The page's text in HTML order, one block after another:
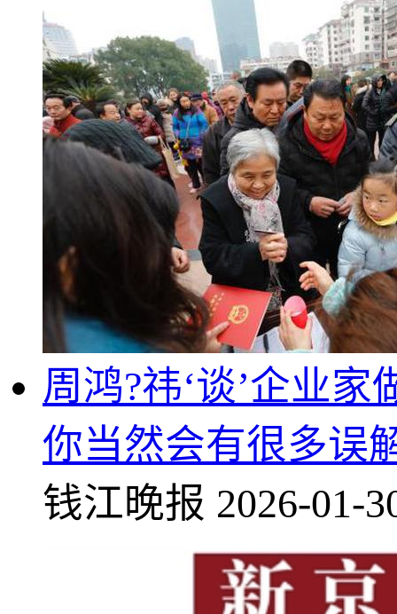
周鸿?祎‘谈’企业
你当然会有很多误
钱江晚报 2026-01-